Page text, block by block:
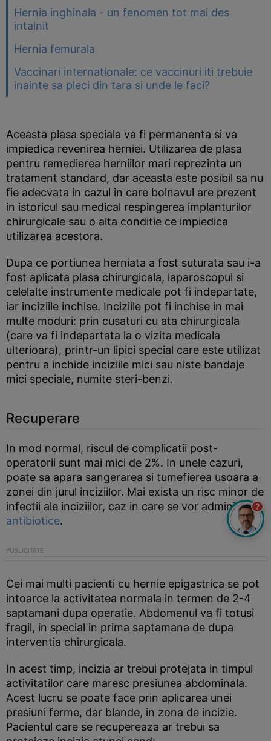
Hernia inghinala - un fenomen tot mai des
intalnit
Hernia femurala
Vaccinari internationale: ce vaccinuri iti trebuie
inainte sa pleci din tara si unde le faci?
Aceasta plasa speciala va fi permanenta si va
impiedica revenirea herniei. Utilizarea de plasa
pentru remedierea herniilor mari reprezinta un
tratament standard, dar aceasta este posibil sa nu
fie adecvata in cazul in care bolnavul are prezent
in istoricul sau medical respingerea implanturilor
chirurgicale sau o alta conditie ce impiedica
utilizarea acestora.
Dupa ce portiunea herniata a fost suturata sau i-a
fost aplicata plasa chirurgicala, laparoscopul si
celelalte instrumente medicale pot fi indepartate,
iar inciziile inchise. Inciziile pot fi inchise in mai
multe moduri: prin cusaturi cu ata chirurgicala
(care va fi indepartata la o vizita medicala
ulterioara), printr-un lipici special care este utilizat
pentru a inchide inciziile mici sau niste bandaje
mici speciale, numite steri-benzi.
Recuperare
In mod normal, riscul de complicatii post-
operatorii sunt mai mici de 2%. In unele cazuri,
poate sa apara sangerarea si tumefierea usoara a
zonei din jurul inciziilor. Mai exista un risc minor de
infectii ale inciziilor, caz in care se vor administra
antibiotice.
Cei mai multi pacienti cu hernie epigastrica se pot
intoarce la activitatea normala in termen de 2-4
saptamani dupa operatie. Abdomenul va fi totusi
fragil, in special in prima saptamana de dupa
interventia chirurgicala.
In acest timp, incizia ar trebui protejata in timpul
activitatilor care maresc presiunea abdominala.
Acest lucru se poate face prin aplicarea unei
presiuni ferme, dar blande, in zona de incizie.
Pacientul care se recupereaza ar trebui sa
?